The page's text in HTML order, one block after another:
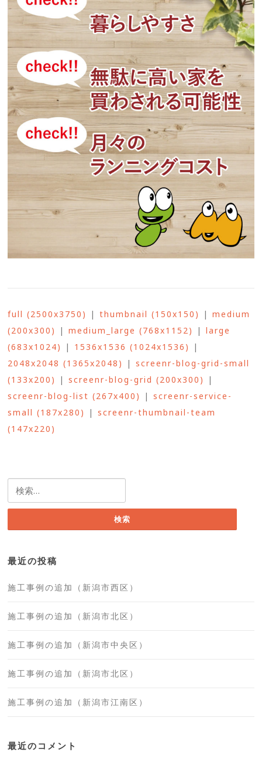
full (2500x3750) |thumbnail (150x150) |medium
(200x300)
|medium_large (768x1152) |large
(683x1024)
| 1536x1536 (1024x1536)
|
2048x2048 (1365x2048)
|screenr-blog-grid-small
(133x200)
|screenr-blog-grid (200x300)
|
screenr-blog-list (267x400)
|screenr-service-
small (187x280)
|screenr-thumbnail-team
(147x220)
索:
最近の投稿
施工事例の追加（新潟市西区）
施工事例の追加（新潟市北区）
施工事例の追加（新潟市中央区）
施工事例の追加（新潟市北区）
施工事例の追加（新潟市江南区）
最近のコメント